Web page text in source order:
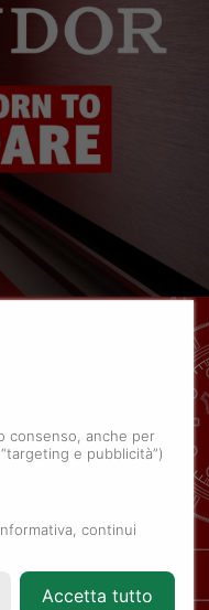
consenso, anche per
e pubblicità”)
continui
Accetta tutto